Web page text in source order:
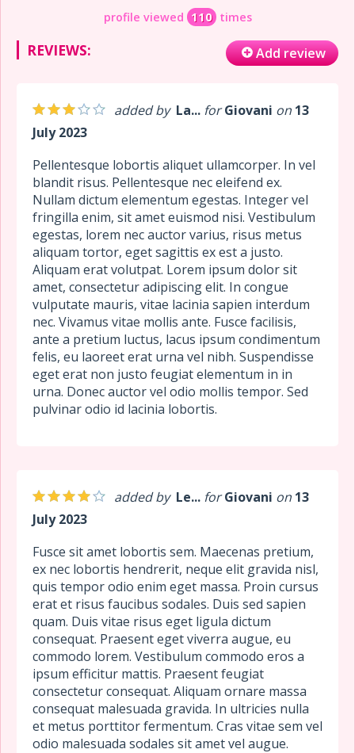
profile viewed 110 times
REVIEWS: Add review
added by La... for Giovani on 13
July 2023
Pellentesque lobortis aliquet ullamcorper. In vel
blandit risus. Pellentesque nec eleifend ex.
Nullam dictum elementum egestas. Integer vel
fringilla enim, sit amet euismod nisi. Vestibulum
egestas, lorem nec auctor varius, risus metus
aliquam tortor, eget sagittis ex est a justo.
Aliquam erat volutpat. Lorem ipsum dolor sit
amet, consectetur adipiscing elit. In congue
vulputate mauris, vitae lacinia sapien interdum
nec. Vivamus vitae mollis ante. Fusce facilisis,
ante a pretium luctus, lacus ipsum condimentum
felis, eu laoreet erat urna vel nibh. Suspendisse
eget erat non justo feugiat elementum in in
urna. Donec auctor vel odio mollis tempor. Sed
pulvinar odio id lacinia lobortis.
added by Le... for Giovani on 13
July 2023
Fusce sit amet lobortis sem. Maecenas pretium,
ex nec lobortis hendrerit, neque elit gravida nisl,
quis tempor odio enim eget massa. Proin cursus
erat et risus faucibus sodales. Duis sed sapien
quam. Duis vitae risus eget ligula dictum
consequat. Praesent eget viverra augue, eu
commodo lorem. Vestibulum commodo eros a
ipsum efficitur mattis. Praesent feugiat
consectetur consequat. Aliquam ornare massa
consequat malesuada gravida. In ultricies nulla
et metus porttitor fermentum. Cras vitae sem vel
odio malesuada sodales sit amet vel augue.